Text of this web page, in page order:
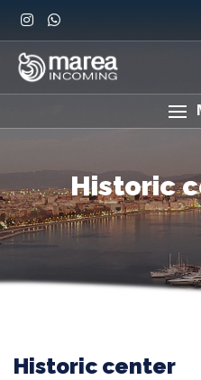
Historic
Historic center